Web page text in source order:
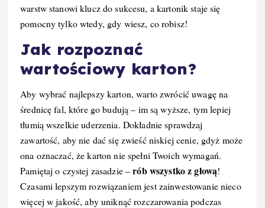
warstw stanowi klucz do sukcesu, a kartonik staje się
pomocny tylko wtedy, gdy wiesz, co robisz!
Jak rozpoznać
wartościowy karton?
Aby wybrać najlepszy karton, warto zwrócić uwagę na
średnicę fal, które go budują – im są wyższe, tym lepiej
tłumią wszelkie uderzenia. Dokładnie sprawdzaj
zawartość, aby nie dać się zwieść niskiej cenie, gdyż może
ona oznaczać, że karton nie spełni Twoich wymagań.
Pamiętaj o czystej zasadzie –rób wszystko z głową!
Czasami lepszym rozwiązaniem jest zainwestowanie nieco
więcej w jakość, aby uniknąć rozczarowania podczas